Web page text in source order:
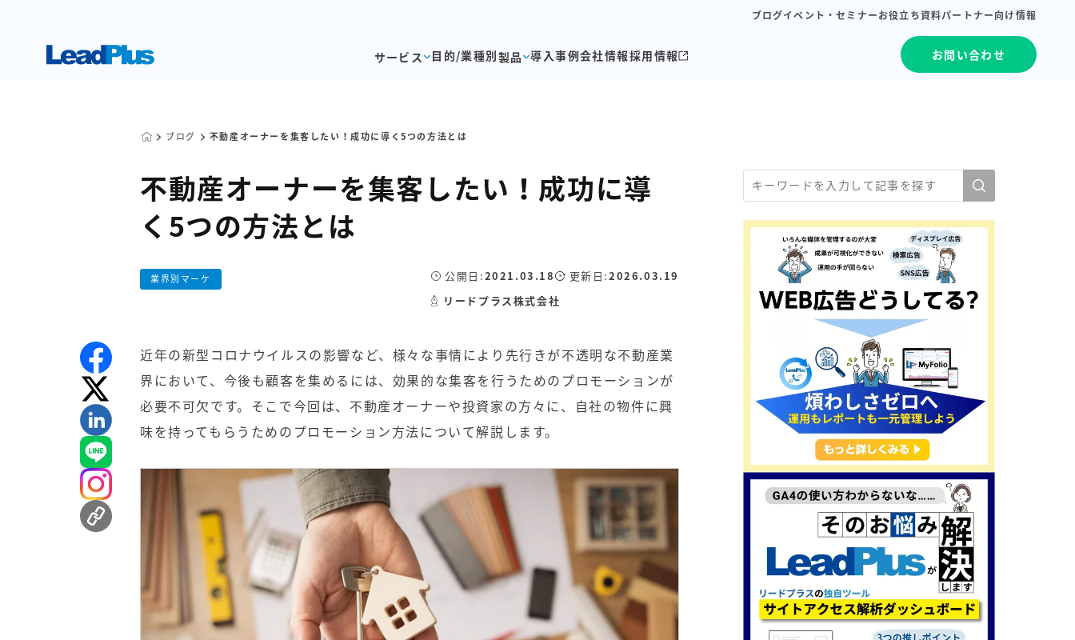
ブログイベント・セミナーお役立ち資料パートナー向け情報
サービス 目的/業種別製品 導入事例会社情報採用情報 お問い合わせ
ブログ 不動産オーナーを集客したい！成功に導く5つの方法とは
不動産オーナーを集客したい！成功に導
く5つの方法とは
業界別マーケ 公開日:2021.03.18 更新日:2026.03.19
リードプラス株式会社
近年の新型コロナウイルスの影響など、様々な事情により先行きが不透明な不動産業
界において、今後も顧客を集めるには、効果的な集客を行うためのプロモーションが
必要不可欠です。そこで今回は、不動産オーナーや投資家の方々に、自社の物件に興
味を持ってもらうためのプロモーション方法について解説します。